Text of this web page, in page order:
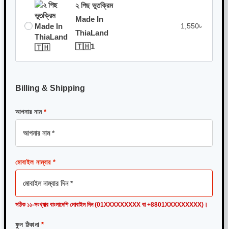
২ পিছ ভুতক্রিম
Made In
ThiaLand
🇹🇭1
1,550৳
Billing & Shipping
আপনার নাম*
মোবাইল নাম্বার *
সঠিক ১১-সংখ্যার বাংলাদেশি মোবাইল দিন (01XXXXXXXXX বা +8801XXXXXXXXX)।
ফুল ঠিকানা*